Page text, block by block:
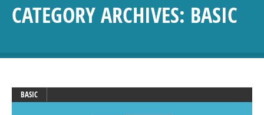
CATEGORY ARCHIVES: BASIC
BASIC